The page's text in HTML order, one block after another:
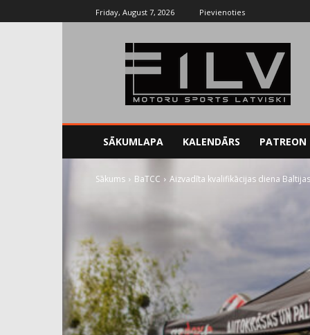
Friday, August 7, 2026 Pievienoties
SĀKUMLAPA KALENDĀRS PATREON
Sākums BaTCC Aizvadīta kvalifikācijas diena